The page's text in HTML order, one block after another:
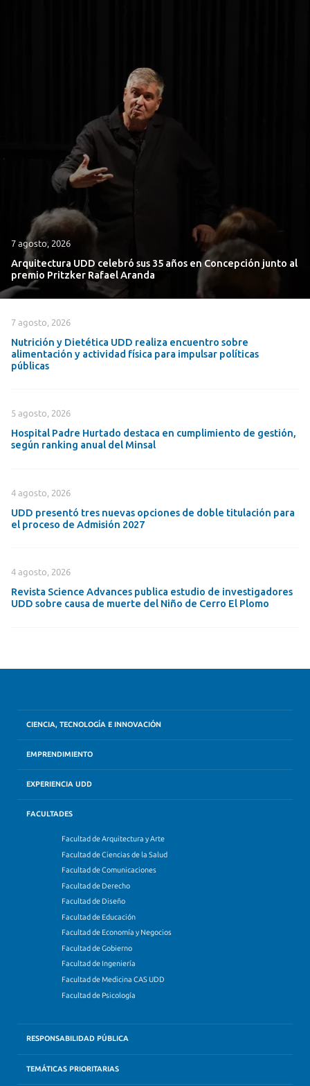
7 agosto, 2026
Arquitectura UDD celebró sus 35 años en Concepción junto al
premio Pritzker Rafael Aranda
7 agosto, 2026
Nutrición y Dietética UDD realiza encuentro sobre
alimentación y actividad física para impulsar políticas
públicas
5 agosto, 2026
Hospital Padre Hurtado destaca en cumplimiento de gestión,
según ranking anual del Minsal
4 agosto, 2026
UDD presentó tres nuevas opciones de doble titulación para
el proceso de Admisión 2027
4 agosto, 2026
Revista Science Advances publica estudio de investigadores
UDD sobre causa de muerte del Niño de Cerro El Plomo
CIENCIA, TECNOLOGÍA E INNOVACIÓN
EMPRENDIMIENTO
EXPERIENCIA UDD
FACULTADES
Facultad de Arquitectura y Arte
Facultad de Ciencias de la Salud
Facultad de Comunicaciones
Facultad de Derecho
Facultad de Diseño
Facultad de Educación
Facultad de Economía y Negocios
Facultad de Gobierno
Facultad de Ingeniería
Facultad de Medicina CAS UDD
Facultad de Psicología
RESPONSABILIDAD PÚBLICA
TEMÁTICAS PRIORITARIAS